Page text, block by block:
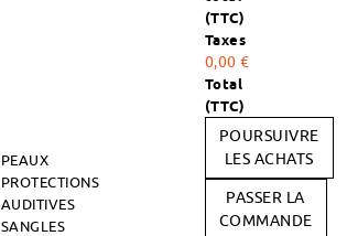
PEAUX
PROTECTIONS
AUDITIVES
SANGLES
(TTC)
Taxes
0,00 €
Total
(TTC)
POURSUIVRE
LES ACHATS
PASSER LA
COMMANDE